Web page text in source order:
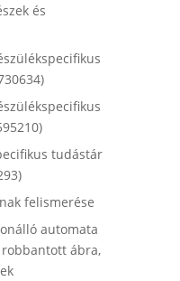
és
tudástár
felismerése
automata
robbantott ábra,